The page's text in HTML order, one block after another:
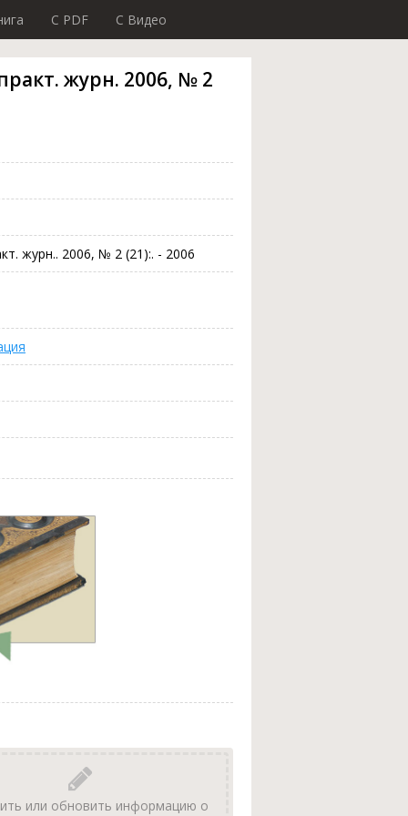
C PDF C Видео
журн. 2006, № 2
журн.. 2006, № 2 (21):. - 2006
или обновить информацию о